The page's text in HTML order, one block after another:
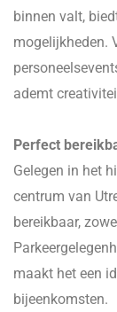
binnen valt,
mogelijkheden.
ademt
Perfect
Gelegen in het
centrum van
bereikbaar,
maakt het een
bijeenkomsten.